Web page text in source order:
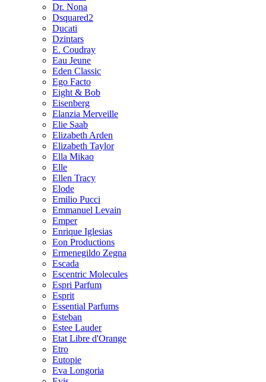
Dr. Nona
Dsquared2
Ducati
Dzintars
E. Coudray
Eau Jeune
Eden Classic
Ego Facto
Eight & Bob
Eisenberg
Elanzia Merveille
Elie Saab
Elizabeth Arden
Elizabeth Taylor
Ella Mikao
Elle
Ellen Tracy
Elode
Emilio Pucci
Emmanuel Levain
Emper
Enrique Iglesias
Eon Productions
Ermenegildo Zegna
Escada
Escentric Molecules
Espri Parfum
Esprit
Essential Parfums
Esteban
Estee Lauder
Etat Libre d'Orange
Etro
Eutopie
Eva Longoria